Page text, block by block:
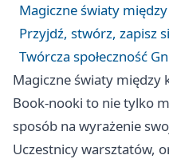
Magiczne światy
Przyjdź, stwórz, zapisz
Twórcza społeczność
Magiczne światy między
Book-nooki to nie tylko
sposób na wyrażenie
Uczestnicy warsztatów,